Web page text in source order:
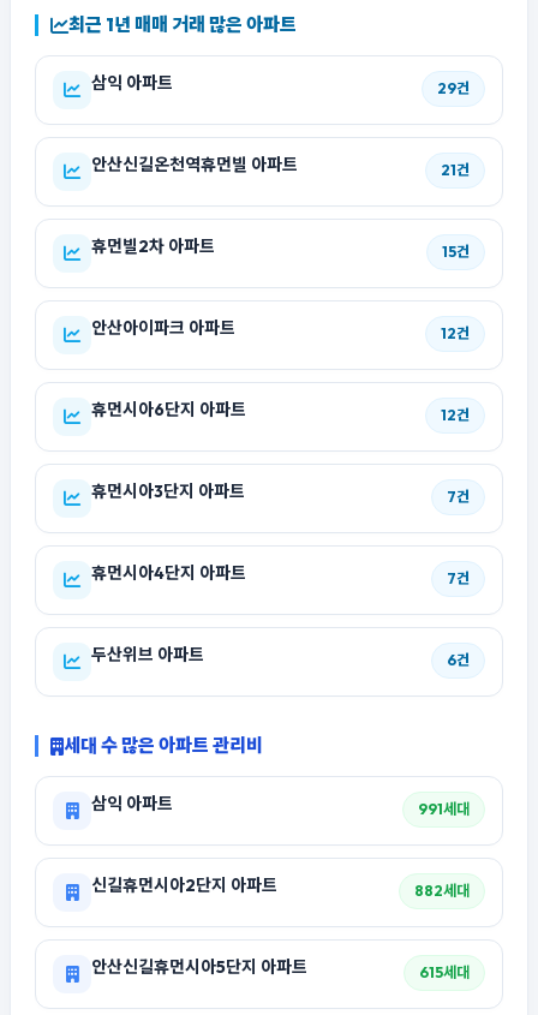
최근 1년 매매 거래 많은 아파트
삼익 아파트 29건
안산신길온천역휴먼빌 아파트 21건
휴먼빌2차 아파트 15건
안산아이파크 아파트 12건
휴먼시아6단지 아파트 12건
휴먼시아3단지 아파트 7건
휴먼시아4단지 아파트 7건
두산위브 아파트 6건
세대 수 많은 아파트 관리비
삼익 아파트 991세대
신길휴먼시아2단지 아파트 882세대
안산신길휴먼시아5단지 아파트 615세대